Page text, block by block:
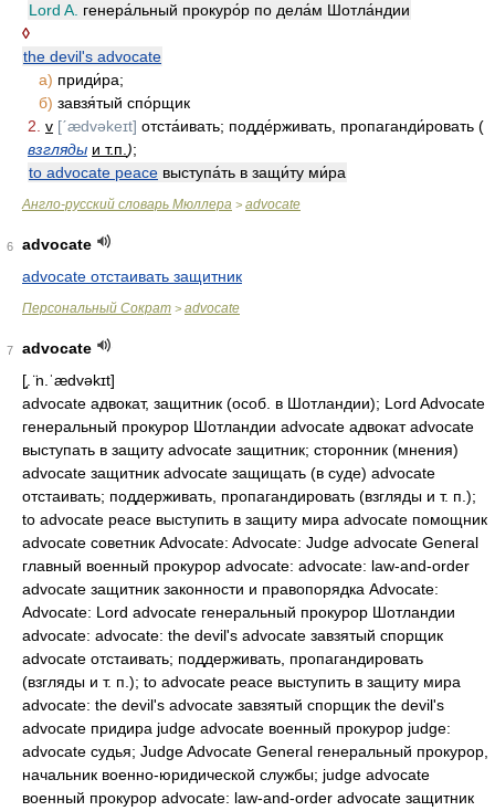
Lord A. генера́льный прокуро́р по дела́м Шотла́ндии
◊
the devil's advocate
а) приди́ра;
б) завзя́тый спо́рщик
2. v [ˊædvəkeɪt] отста́ивать; подде́рживать, пропаганди́ровать (
взгляды и т.п. );
to advocate peace выступа́ть в защи́ту ми́ра
Англо-русский словарь Мюллера > advocate
6
advocate
advocate отстаивать защитник
Персональный Сократ > advocate
7
advocate
[̘. ̈n.ˈædvəkɪt]
advocate адвокат, защитник (особ. в Шотландии); Lord Advocate
генеральный прокурор Шотландии advocate адвокат advocate
выступать в защиту advocate защитник; сторонник (мнения)
advocate защитник advocate защищать (в суде) advocate
отстаивать; поддерживать, пропагандировать (взгляды и т. п.);
to advocate peace выступить в защиту мира advocate помощник
advocate советник Advocate: Advocate: Judge advocate General
главный военный прокурор advocate: advocate: law-and-order
advocate защитник законности и правопорядка Advocate:
Advocate: Lord advocate генеральный прокурор Шотландии
advocate: advocate: the devil's advocate завзятый спорщик
advocate отстаивать; поддерживать, пропагандировать
(взгляды и т. п.); to advocate peace выступить в защиту мира
advocate: the devil's advocate завзятый спорщик the devil's
advocate придира judge advocate военный прокурор judge:
advocate судья; Judge Advocate General генеральный прокурор,
начальник военно-юридической службы; judge advocate
военный прокурор advocate: law-and-order advocate защитник